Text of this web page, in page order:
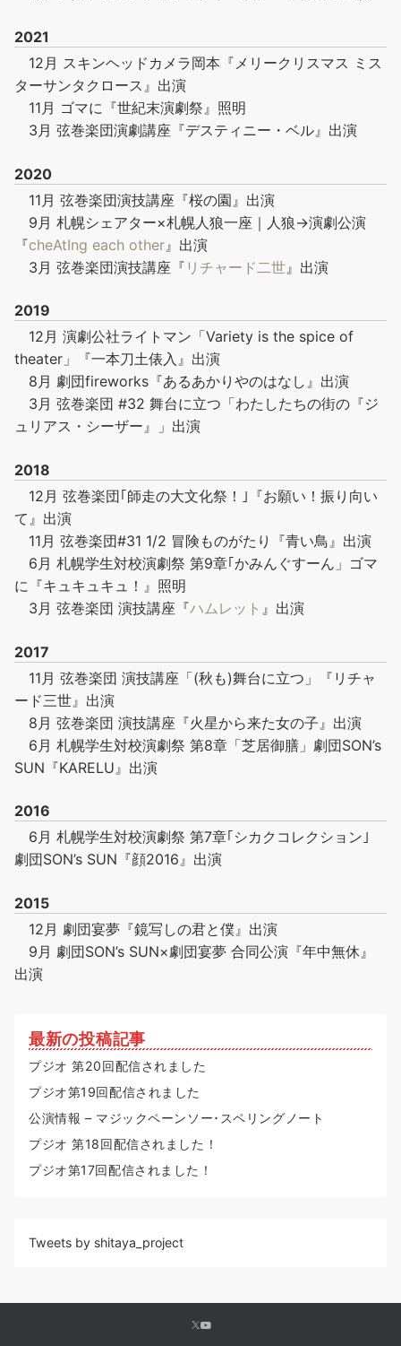
2021
12月 スキンヘッドカメラ岡本『メリークリスマス ミス
ターサンタクロース』出演
11月 ゴマに『世紀末演劇祭』照明
3月 弦巻楽団演劇講座『デスティニー・ベル』出演
2020
11月 弦巻楽団演技講座『桜の園』出演
9月 札幌シェアター×札幌人狼一座｜人狼→演劇公演
『cheAtIng each other 』出演
3月 弦巻楽団演技講座『 リチャード二世 』出演
2019
12月 演劇公社ライトマン「Variety is the spice of
theater」『一本刀土俵入』出演
8月 劇団fireworks『あるあかりやのはなし』出演
3月 弦巻楽団 #32 舞台に立つ「わたしたちの街の『ジ
ュリアス・シーザー』」出演
2018
12月 弦巻楽団｢師走の大文化祭！｣『お願い！振り向い
て』出演
11月 弦巻楽団#31 1/2 冒険ものがたり『青い鳥』出演
6月 札幌学生対校演劇祭 第9章｢かみんぐすーん」ゴマ
に『キュキュキュ！』照明
3月 弦巻楽団 演技講座『ハムレット 』出演
2017
11月 弦巻楽団 演技講座「(秋も)舞台に立つ」『リチャ
ード三世』出演
8月 弦巻楽団 演技講座『火星から来た女の子』出演
6月 札幌学生対校演劇祭 第8章「芝居御膳」劇団SON’s
SUN『KARELU』出演
2016
6月 札幌学生対校演劇祭 第7章｢シカクコレクション｣
劇団SON’s SUN『顔2016』出演
2015
12月 劇団宴夢『鏡写しの君と僕』出演
9月 劇団SON’s SUN×劇団宴夢 合同公演『年中無休』
出演
最新の投稿記事
プジオ 第20回配信されました
プジオ第19回配信されました
公演情報 – マジックペーンソー･スペリングノート
プジオ 第18回配信されました！
プジオ第17回配信されました！
Tweets by shitaya_project